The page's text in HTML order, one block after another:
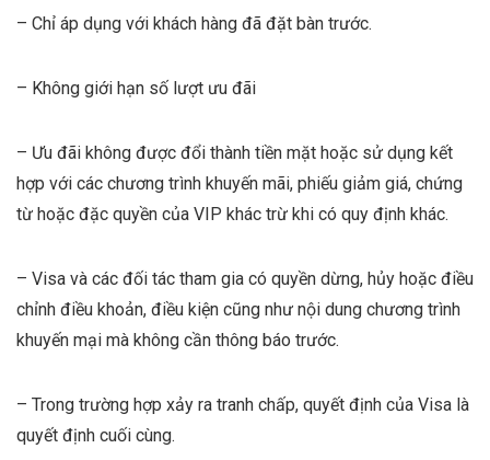
– Chỉ áp dụng với khách hàng đã đặt bàn trước.
– Không giới hạn số lượt ưu đãi
– Ưu đãi không được đổi thành tiền mặt hoặc sử dụng kết
hợp với các chương trình khuyến mãi, phiếu giảm giá, chứng
từ hoặc đặc quyền của VIP khác trừ khi có quy định khác.
– Visa và các đối tác tham gia có quyền dừng, hủy hoặc điều
chỉnh điều khoản, điều kiện cũng như nội dung chương trình
khuyến mại mà không cần thông báo trước.
– Trong trường hợp xảy ra tranh chấp, quyết định của Visa là
quyết định cuối cùng.